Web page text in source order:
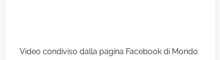
Video condiviso dalla pagina Facebook di Mondo